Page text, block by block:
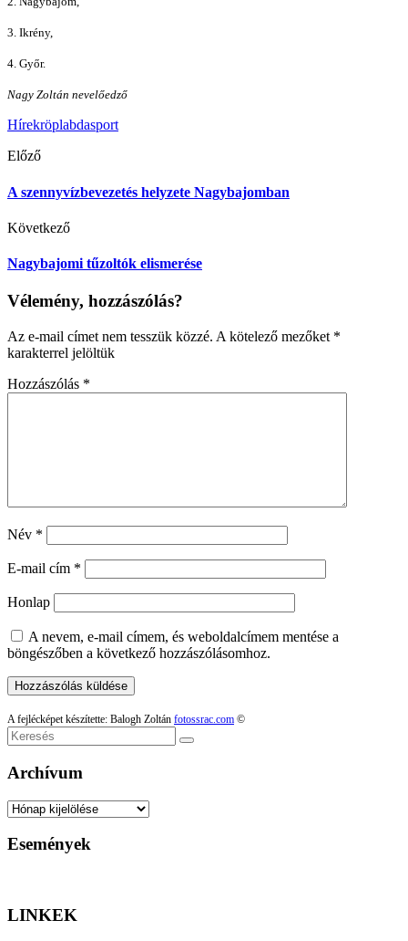
3. Ikrény,
4. Győr.
Nagy Zoltán nevelőedző
Hírekröplabdasport
Előző
A szennyvízbevezetés helyzete Nagybajomban
Következő
Nagybajomi tűzoltók elismerése
Vélemény, hozzászólás?
Az e-mail címet nem tesszük közzé. A kötelező mezőket *
karakterrel jelöltük
Hozzászólás *
Név *
E-mail cím *
Honlap
A nevem, e-mail címem, és weboldalcímem mentése a
böngészőben a következő hozzászólásomhoz.
A fejlécképet készítette: Balogh Zoltán fotossrac.com ©
Keresés
Archívum
Archívum
Események
LINKEK